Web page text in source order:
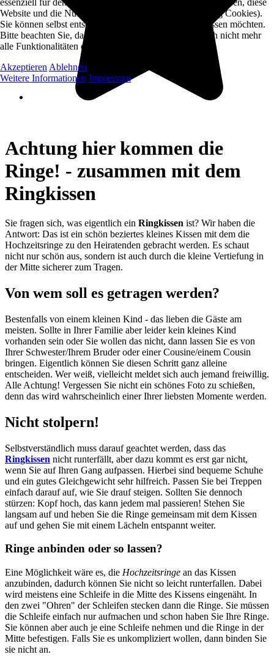
Achtung hier kommen die
Ringe! - zusammen mit dem
Ringkissen
Sie fragen sich, was eigentlich ein Ringkissen ist? Wir haben die
Antwort: Das ist ein schön beziertes kleines Kissen mit dem die
Hochzeitsringe zu den Heiratenden gebracht werden. Es schaut
nicht nur schön aus, sondern ist auch durch die kleine Vertiefung in
der Mitte sicherer zum Tragen.
Von wem soll es getragen werden?
Bestenfalls von einem kleinen Kind - das lieben die Gäste am
meisten. Sollte in Ihrer Familie aber leider kein kleines Kind
vorhanden sein oder Sie wollen das nicht, dann lassen Sie es von
Ihrer Schwester/Ihrem Bruder oder einer Cousine/einem Cousin
bringen. Eigentlich können Sie diesen Schritt ganz alleine
entscheiden. Wer weiß, vielleicht meldet sich auch jemand freiwillig.
Alle Achtung! Vergessen Sie nicht ein schönes Foto zu schießen,
denn das wird wahrscheinlich einer Ihrer liebsten Momente werden.
Nicht stolpern!
Selbstverständlich muss darauf geachtet werden, dass das
Ringkissen nicht runterfällt, aber dazu kommt es erst gar nicht,
wenn Sie auf Ihren Gang aufpassen. Hierbei sind bequeme Schuhe
und ein gutes Gleichgewicht sehr hilfreich. Passen Sie bei Treppen
einfach darauf auf, wie Sie drauf steigen. Sollten Sie dennoch
stürzen: Kopf hoch, das kann jedem mal passieren! Stehen Sie
langsam auf und heben Sie die Ringe gemeinsam mit dem Kissen
auf und gehen Sie mit einem Lächeln entspannt weiter.
Ringe anbinden oder so lassen?
Eine Möglichkeit wäre es, die Hochzeitsringe an das Kissen
anzubinden, dadurch können Sie nicht so leicht runterfallen. Dabei
wird meistens eine Schleife in die Mitte des Kissens eingenäht. In
den zwei "Ohren" der Schleifen stecken dann die Ringe. Sie müssen
die Schleife einfach nur aufmachen und schon haben Sie Ihre Ringe.
Sie können aber auch je eine Schleife nehmen und die Ringe in der
Mitte befestigen. Falls Sie es unkompliziert wollen, dann binden Sie
sie nicht an.
essenziell für den Betrieb der Seite, während andere uns helfen, diese
Website und die Nutzererfahrung zu verbessern (Tracking Cookies).
Sie können selbst entscheiden, ob Sie die Cookies zulassen möchten.
Bitte beachten Sie, dass bei einer Ablehnung womöglich nicht mehr
alle Funktionalitäten der Seite zur Verfügung stehen.
Akzeptieren Ablehnen
Weitere Informationen Impressum